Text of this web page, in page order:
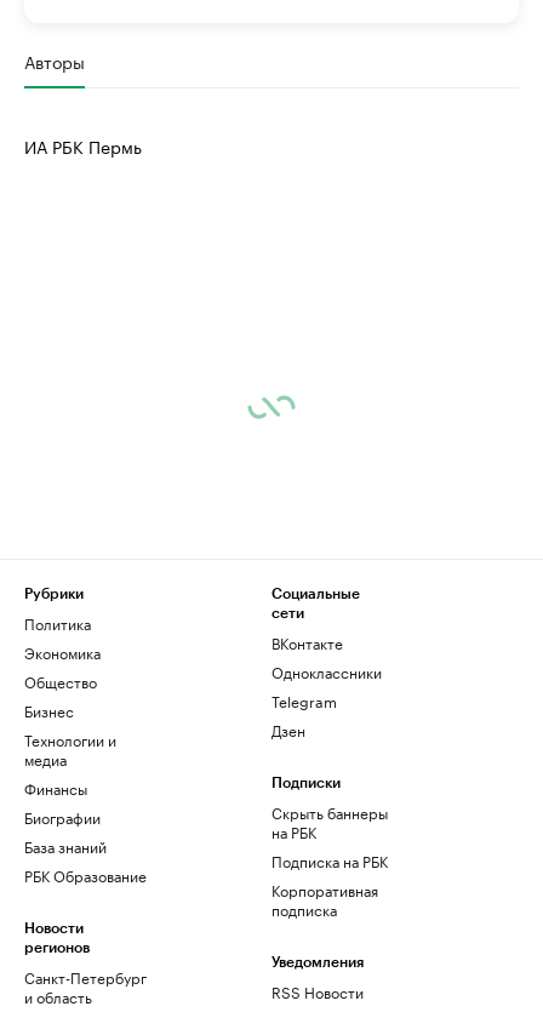
Авторы
ИА РБК Пермь
Рубрики
Политика
Экономика
Общество
Бизнес
Технологии и
медиа
Финансы
Биографии
База знаний
РБК Образование
Новости
регионов
Санкт-Петербург
и область
Социальные
сети
ВКонтакте
Одноклассники
Telegram
Дзен
Подписки
Скрыть баннеры
на РБК
Подписка на РБК
Корпоративная
подписка
Уведомления
RSS Новости